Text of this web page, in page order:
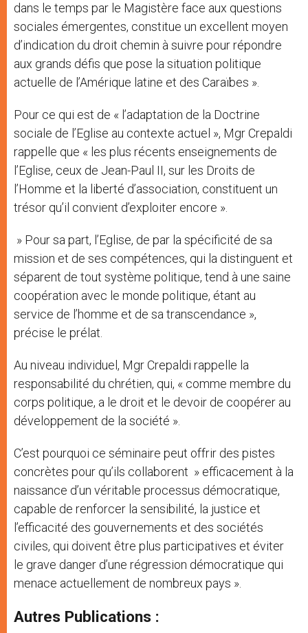
dans le temps par le Magistère face aux questions
sociales émergentes, constitue un excellent moyen
d’indication du droit chemin à suivre pour répondre
aux grands défis que pose la situation politique
actuelle de l’Amérique latine et des Caraïbes ».
Pour ce qui est de « l’adaptation de la Doctrine
sociale de l’Eglise au contexte actuel », Mgr Crepaldi
rappelle que « les plus récents enseignements de
l’Eglise, ceux de Jean-Paul II, sur les Droits de
l’Homme et la liberté d’association, constituent un
trésor qu’il convient d’exploiter encore ».
» Pour sa part, l’Eglise, de par la spécificité de sa
mission et de ses compétences, qui la distinguent et
séparent de tout système politique, tend à une saine
coopération avec le monde politique, étant au
service de l’homme et de sa transcendance »,
précise le prélat.
Au niveau individuel, Mgr Crepaldi rappelle la
responsabilité du chrétien, qui, « comme membre du
corps politique, a le droit et le devoir de coopérer au
développement de la société ».
C’est pourquoi ce séminaire peut offrir des pistes
concrètes pour qu’ils collaborent » efficacement à la
naissance d’un véritable processus démocratique,
capable de renforcer la sensibilité, la justice et
l’efficacité des gouvernements et des sociétés
civiles, qui doivent être plus participatives et éviter
le grave danger d’une régression démocratique qui
menace actuellement de nombreux pays ».
Autres Publications :